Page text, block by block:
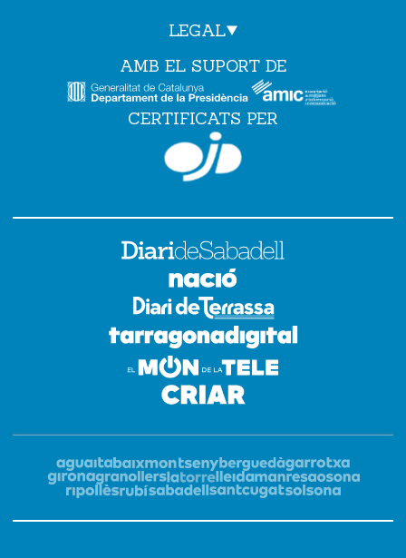
LEGAL
AMB EL SUPORT DE
CERTIFICATS PER